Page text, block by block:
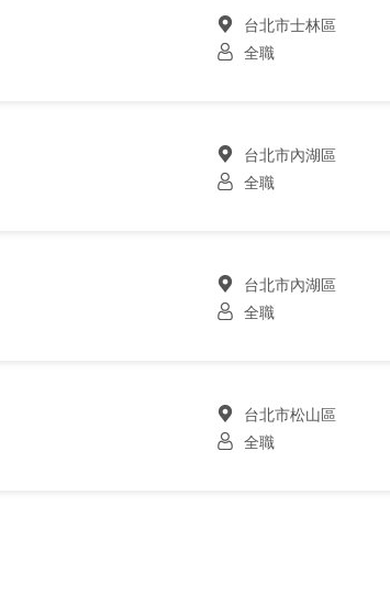
台北市士林區
全職
台北市內湖區
全職
台北市內湖區
全職
台北市松山區
全職